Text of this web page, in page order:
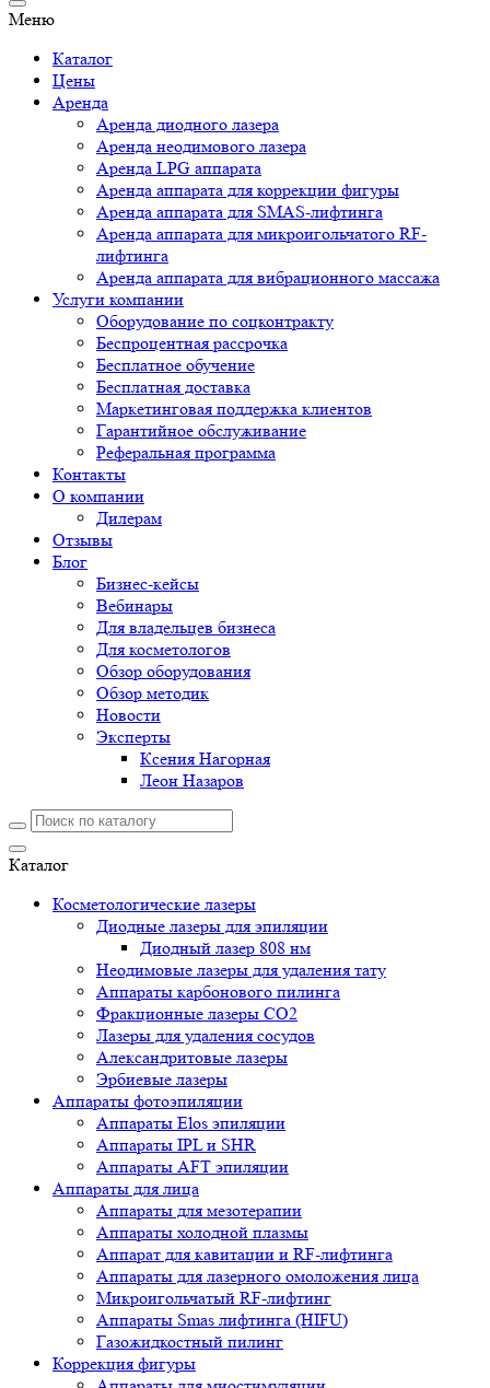
Меню
Каталог
Цены
Аренда
Аренда диодного лазера
Аренда неодимового лазера
Аренда LPG аппарата
Аренда аппарата для коррекции фигуры
Аренда аппарата для SMAS-лифтинга
Аренда аппарата для микроигольчатого RF-
лифтинга
Аренда аппарата для вибрационного массажа
Услуги компании
Оборудование по соцконтракту
Беспроцентная рассрочка
Бесплатное обучение
Бесплатная доставка
Маркетинговая поддержка клиентов
Гарантийное обслуживание
Реферальная программа
Контакты
О компании
Дилерам
Отзывы
Блог
Бизнес-кейсы
Вебинары
Для владельцев бизнеса
Для косметологов
Обзор оборудования
Обзор методик
Новости
Эксперты
Ксения Нагорная
Леон Назаров
Каталог
Косметологические лазеры
Диодные лазеры для эпиляции
Диодный лазер 808 нм
Неодимовые лазеры для удаления тату
Аппараты карбонового пилинга
Фракционные лазеры CO2
Лазеры для удаления сосудов
Александритовые лазеры
Эрбиевые лазеры
Аппараты фотоэпиляции
Аппараты Elos эпиляции
Аппараты IPL и SHR
Аппараты AFT эпиляции
Аппараты для лица
Аппараты для мезотерапии
Аппараты холодной плазмы
Аппарат для кавитации и RF-лифтинга
Аппараты для лазерного омоложения лица
Микроигольчатый RF-лифтинг
Аппараты Smas лифтинга (HIFU)
Газожидкостный пилинг
Коррекция фигуры